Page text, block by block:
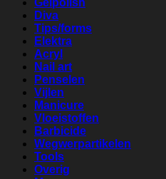
Gelpolish
Diva
Tips/forms
Elektra
Acryl
Nail art
Penselen
Vijlen
Manicure
Vloeistoffen
Barbicide
Wegwerpartikelen
Tools
Overig